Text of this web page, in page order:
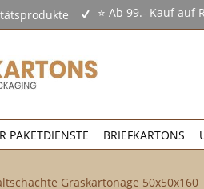
⭐ Ab 99.- Kauf auf
PAKETDIENSTE BRIEFKARTONS
Graskartonage 50x50x160